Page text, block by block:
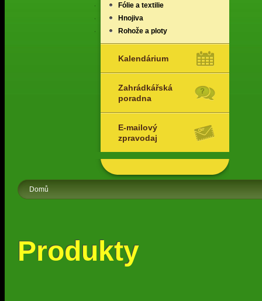
Fólie a textilie
Hnojiva
Rohože a ploty
Kalendárium
Zahrádkářská
poradna
E-mailový
zpravodaj
Domů
Produkty